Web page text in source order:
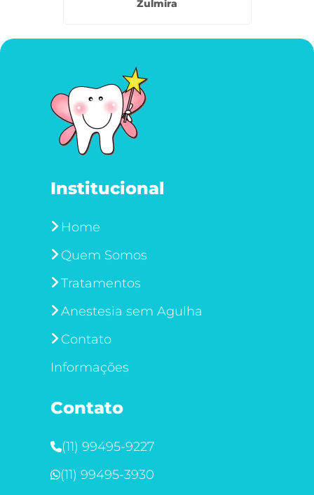
Zulmira
Institucional
Home
Quem Somos
Tratamentos
Anestesia sem Agulha
Contato
Informações
Contato
(11) 99495-9227
(11) 99495-3930